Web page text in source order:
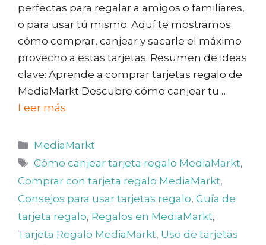
perfectas para regalar a amigos o familiares,
o para usar tú mismo. Aquí te mostramos
cómo comprar, canjear y sacarle el máximo
provecho a estas tarjetas. Resumen de ideas
clave: Aprende a comprar tarjetas regalo de
MediaMarkt Descubre cómo canjear tu …
Leer más
Categorías
MediaMarkt
Etiquetas
Cómo canjear tarjeta regalo MediaMarkt,
Comprar con tarjeta regalo MediaMarkt,
Consejos para usar tarjetas regalo, Guía de
tarjeta regalo, Regalos en MediaMarkt,
Tarjeta Regalo MediaMarkt, Uso de tarjetas